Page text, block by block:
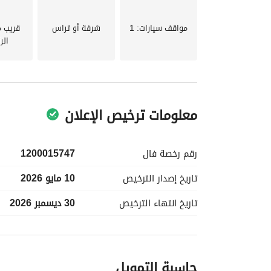
مواقف سيارات: 1 شرفة أو تراس
معلومات ترخيص الإعلان
رقم رخصة فال
1200015747
تاريخ إصدار الترخيص
10 مايو 2026
تاريخ انتهاء الترخيص 30 ديسمبر 2026
معلومات مسؤول الإعلان